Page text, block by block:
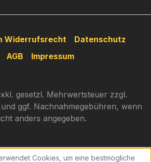
Widerrufsrecht
Datenschutz
AGB
Impressum
gesetzl. Mehrwertsteuer zzgl.
und ggf. Nachnahmegebühren, wenn
anders angegeben.
Cookies, um eine bestmögliche